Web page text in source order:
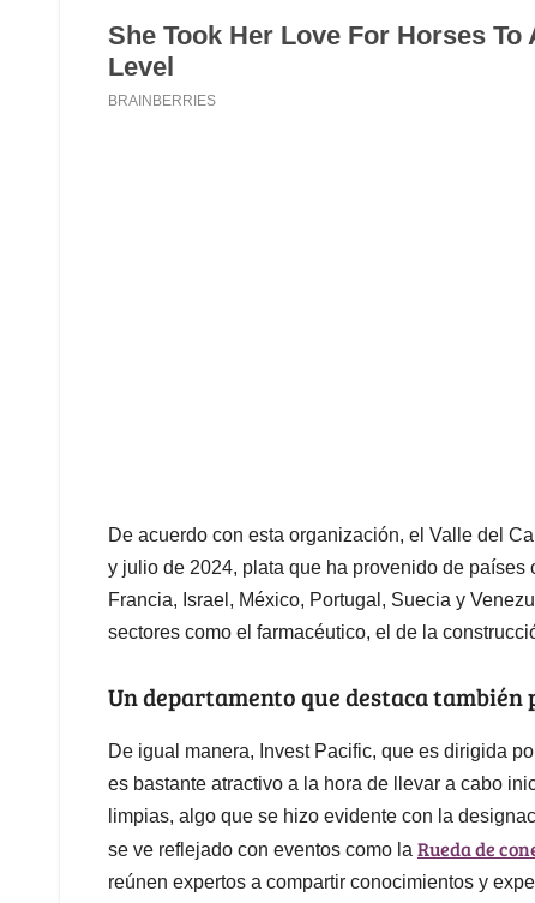
De acuerdo con esta organización, el Valle del
y julio de 2024, plata que ha provenido de
Francia, Israel, México, Portugal, Suecia y
sectores como el farmacéutico, el de la
Un departamento que destaca
De igual manera, Invest Pacific, que es dirigida
es bastante atractivo a la hora de llevar a cabo
limpias, algo que se hizo evidente con la
se ve reflejado con eventos como la Rueda de
reúnen expertos a compartir conocimientos y